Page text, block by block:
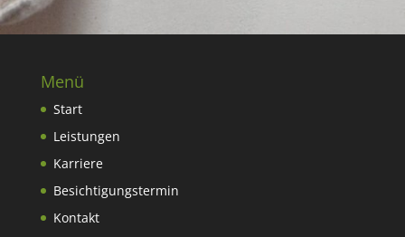
Menü
Start
Leistungen
Karriere
Besichtigungstermin
Kontakt